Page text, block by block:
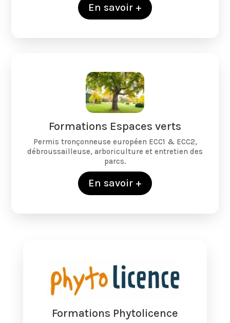
En savoir +
Formations Espaces verts
Permis tronçonneuse européen ECC1 & ECC2,
débroussailleuse, arboriculture et entretien des
parcs.
En savoir +
Formations Phytolicence